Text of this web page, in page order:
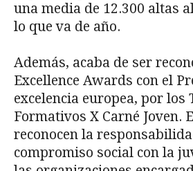
una media de 12.300 altas
lo que va de año.
Además, acaba de ser
Excellence Awards con el
excelencia europea, por los
Formativos X Carné Joven.
reconocen la
compromiso social con la